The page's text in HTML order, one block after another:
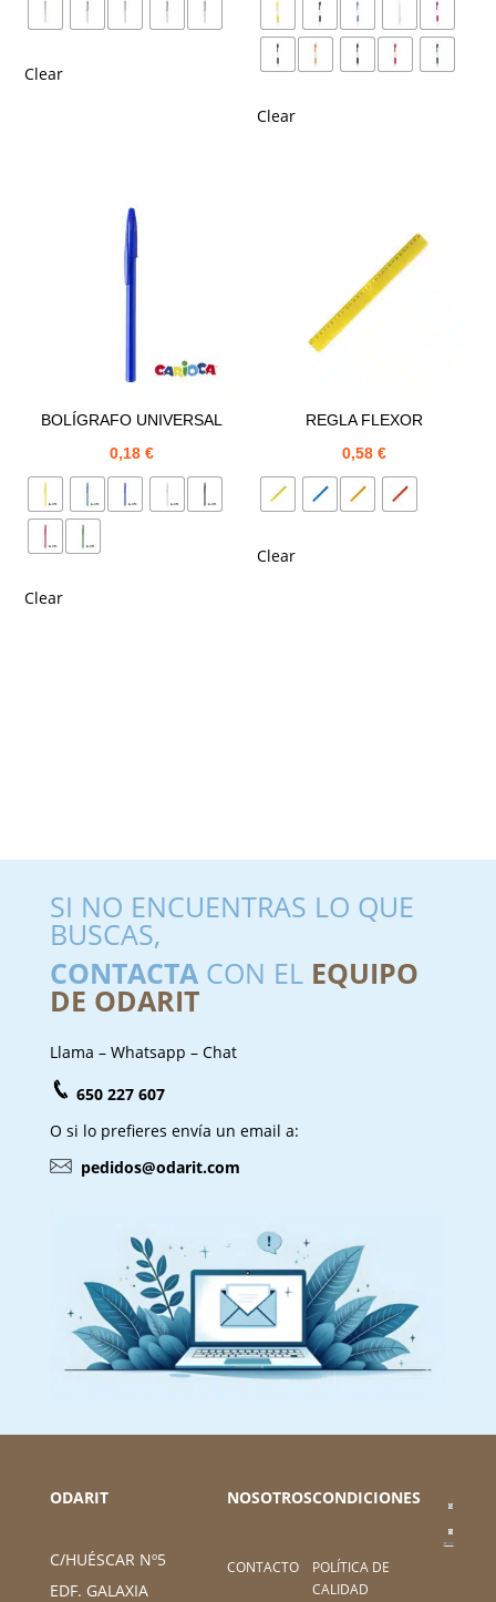
Clear
Clear
BOLÍGRAFO UNIVERSAL
0,18€
Clear
REGLA FLEXOR
0,58 €
Clear
SI NO ENCUENTRAS LO QUE
BUSCAS,
CONTACTACON EL EQUIPO
DE ODARIT
Llama – Whatsapp – Chat
650 227 607
O si lo prefieres envía un email a:
pedidos@odarit.com
ODARIT
C/HUÉSCAR Nº5
EDF. GALAXIA
NOSOTROS
CONTACTO
CONDICIONES
POLÍTICA DE
CALIDAD